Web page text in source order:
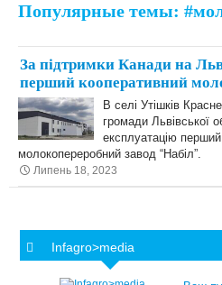
Популярные темы:
За підтримки Канади на
перший кооперативний
В селі Утішків
громади Львівської
експлуатацію
молокопереробний завод “Набіл”.
Липень 18, 2023
Infagro>media